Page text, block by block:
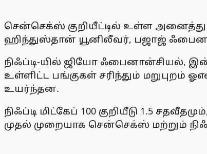
சென்செக்ஸ் குறியீட்டில் உள்ள அனைத்து
ஹிந்துஸ்தான் யூனிலீவர், பஜாஜ்
நிஃப்டி-யில் ஜியோ ஃபைனான்சியல்,
உள்ளிட்ட பங்குகள் சரிந்தும்
உயர்ந்தன.
நிஃப்டி மிட்கேப் 100 குறியீடு 1.5
முதல் முறையாக சென்செக்ஸ் மற்றும்